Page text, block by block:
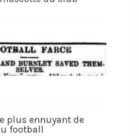
plus ennuyant de
football